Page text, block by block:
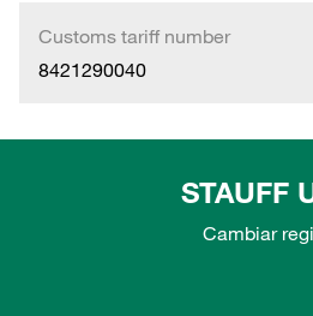
Customs tariff number
8421290040
STAUFF
Cambiar